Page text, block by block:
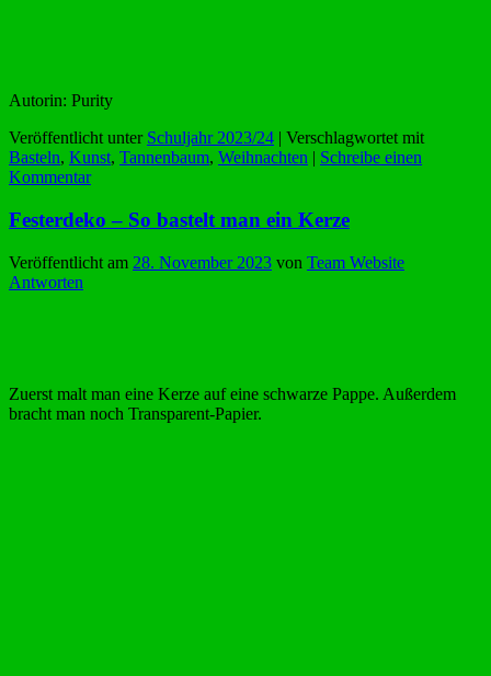
Autorin: Purity
Veröffentlicht unter Schuljahr 2023/24 | Verschlagwortet mit
Basteln, Kunst, Tannenbaum, Weihnachten | Schreibe einen
Kommentar
Festerdeko – So bastelt man ein Kerze
Veröffentlicht am 28. November 2023 von Team Website
Antworten
Zuerst malt man eine Kerze auf eine schwarze Pappe. Außerdem
bracht man noch Transparent-Papier.